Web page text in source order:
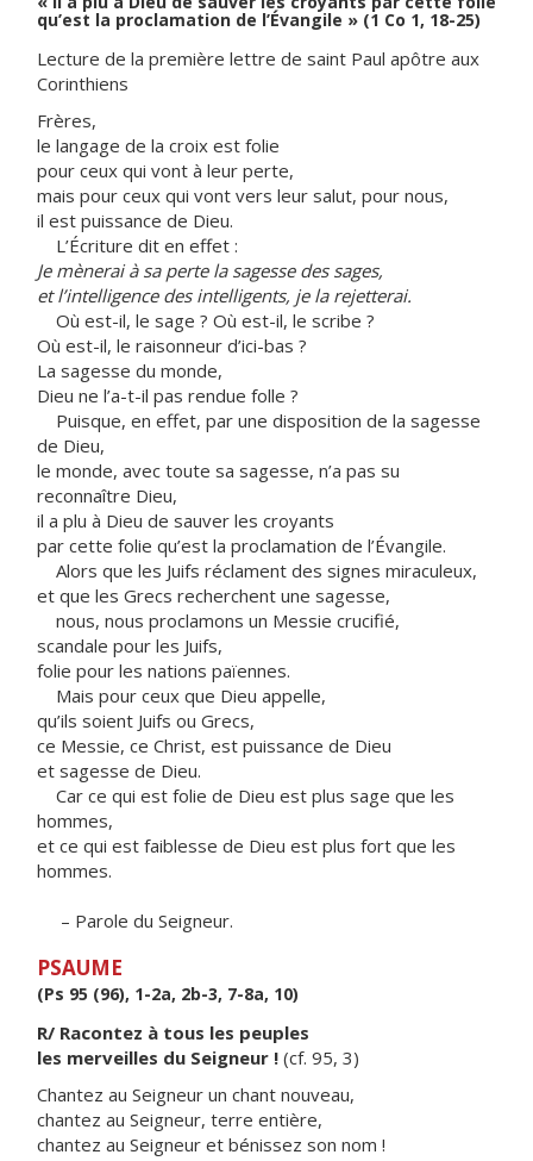
qu’est la proclamation de l’Évangile » (1 Co 1, 18-25)
Lecture de la première lettre de saint Paul apôtre aux
Corinthiens
Frères,
le langage de la croix est folie
pour ceux qui vont à leur perte,
mais pour ceux qui vont vers leur salut, pour nous,
il est puissance de Dieu.
L’Écriture dit en effet :
Je mènerai à sa perte la sagesse des sages,
et l’intelligence des intelligents, je la rejetterai.
Où est-il, le sage ? Où est-il, le scribe ?
Où est-il, le raisonneur d’ici-bas ?
La sagesse du monde,
Dieu ne l’a-t-il pas rendue folle ?
Puisque, en effet, par une disposition de la sagesse
de Dieu,
le monde, avec toute sa sagesse, n’a pas su
reconnaître Dieu,
il a plu à Dieu de sauver les croyants
par cette folie qu’est la proclamation de l’Évangile.
Alors que les Juifs réclament des signes miraculeux,
et que les Grecs recherchent une sagesse,
nous, nous proclamons un Messie crucifié,
scandale pour les Juifs,
folie pour les nations païennes.
Mais pour ceux que Dieu appelle,
qu’ils soient Juifs ou Grecs,
ce Messie, ce Christ, est puissance de Dieu
et sagesse de Dieu.
Car ce qui est folie de Dieu est plus sage que les
hommes,
et ce qui est faiblesse de Dieu est plus fort que les
hommes.
– Parole du Seigneur.
PSAUME
(Ps 95 (96), 1-2a, 2b-3, 7-8a, 10)
R/ Racontez à tous les peuples
les merveilles du Seigneur ! (cf. 95, 3)
Chantez au Seigneur un chant nouveau,
chantez au Seigneur, terre entière,
chantez au Seigneur et bénissez son nom !